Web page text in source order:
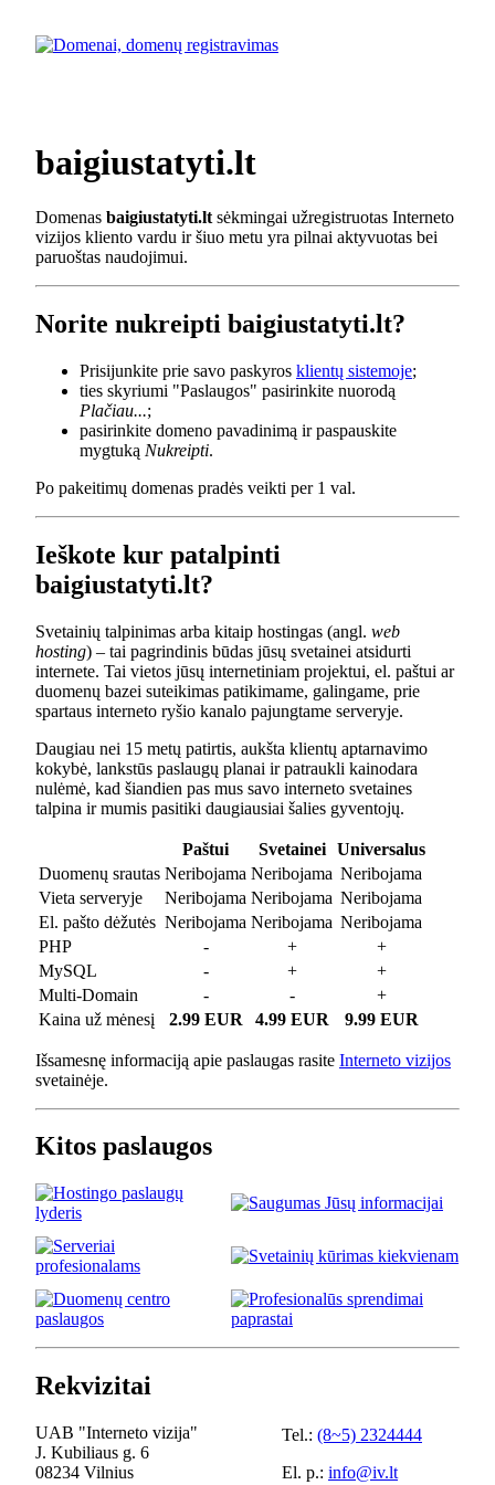
baigiustatyti.lt
Domenas baigiustatyti.lt sėkmingai užregistruotas Interneto
vizijos kliento vardu ir šiuo metu yra pilnai aktyvuotas bei
paruoštas naudojimui.
Norite nukreipti baigiustatyti.lt?
Prisijunkite prie savo paskyros klientų sistemoje;
ties skyriumi "Paslaugos" pasirinkite nuorodą
Plačiau...;
pasirinkite domeno pavadinimą ir paspauskite
mygtuką Nukreipti.
Po pakeitimų domenas pradės veikti per 1 val.
Ieškote kur patalpinti
baigiustatyti.lt?
Svetainių talpinimas arba kitaip hostingas (angl. web
hosting) – tai pagrindinis būdas jūsų svetainei atsidurti
internete. Tai vietos jūsų internetiniam projektui, el. paštui ar
duomenų bazei suteikimas patikimame, galingame, prie
spartaus interneto ryšio kanalo pajungtame serveryje.
Daugiau nei 15 metų patirtis, aukšta klientų aptarnavimo
kokybė, lankstūs paslaugų planai ir patraukli kainodara
nulėmė, kad šiandien pas mus savo interneto svetaines
talpina ir mumis pasitiki daugiausiai šalies gyventojų.
Paštui Svetainei
Universalus
Duomenų srautas Neribojama Neribojama Neribojama
Vieta serveryje
Neribojama Neribojama Neribojama
El. pašto dėžutės Neribojama Neribojama Neribojama
PHP
- +
+
MySQL
- +
+
Multi-Domain
- -
+
Kaina už mėnesį
2.99 EUR 4.99 EUR 9.99 EUR
Išsamesnę informaciją apie paslaugas rasite Interneto vizijos
svetainėje.
Kitos paslaugos
Rekvizitai
UAB "Interneto vizija"
J. Kubiliaus g. 6
08234 Vilnius
Tel.: (8~5) 2324444
El. p.: info@iv.lt